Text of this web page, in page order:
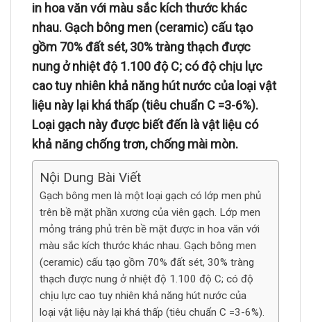
in hoa văn với màu sắc kích thước khác
nhau. Gạch bông men (ceramic) cấu tạo
gồm 70% đất sét, 30% tràng thạch được
nung ở nhiệt độ 1.100 độ C; có độ chịu lực
cao tuy nhiên khả năng hút nước của loại vật
liệu này lại khá thấp (tiêu chuẩn C =3-6%).
Loại gạch này được biết đến là vật liệu có
khả năng chống trơn, chống mài mòn.
Nội Dung Bài Viết
Gạch bông men là một loại gạch có lớp men phủ
trên bề mặt phần xương của viên gạch. Lớp men
mỏng tráng phủ trên bề mặt được in hoa văn với
màu sắc kích thước khác nhau. Gạch bông men
(ceramic) cấu tạo gồm 70% đất sét, 30% tràng
thạch được nung ở nhiệt độ 1.100 độ C; có độ
chịu lực cao tuy nhiên khả năng hút nước của
loại vật liệu này lại khá thấp (tiêu chuẩn C =3-6%).